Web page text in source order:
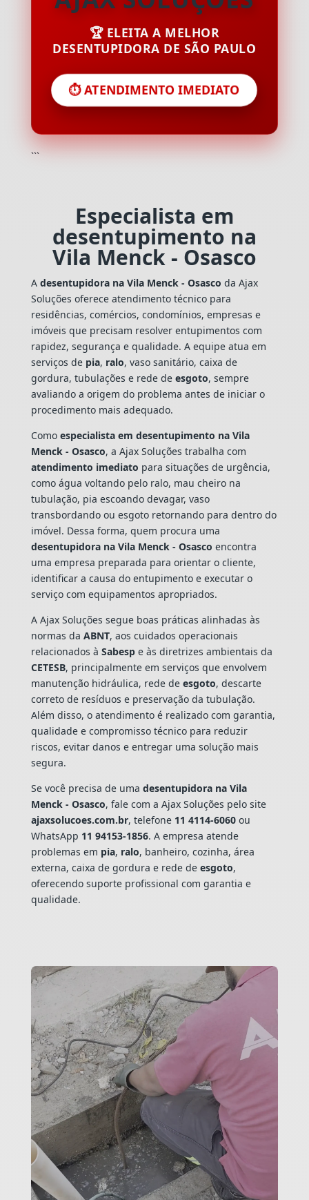
🏆 ELEITA A MELHOR
DESENTUPIDORA DE SÃO PAULO
⏱️ ATENDIMENTO IMEDIATO
```
Especialista em
desentupimento na
Vila Menck - Osasco
A desentupidora na Vila Menck - Osasco da Ajax
Soluções oferece atendimento técnico para
residências, comércios, condomínios, empresas e
imóveis que precisam resolver entupimentos com
rapidez, segurança e qualidade. A equipe atua em
serviços de pia, ralo, vaso sanitário, caixa de
gordura, tubulações e rede de esgoto, sempre
avaliando a origem do problema antes de iniciar o
procedimento mais adequado.
Como especialista em desentupimento na Vila
Menck - Osasco, a Ajax Soluções trabalha com
atendimento imediato para situações de urgência,
como água voltando pelo ralo, mau cheiro na
tubulação, pia escoando devagar, vaso
transbordando ou esgoto retornando para dentro do
imóvel. Dessa forma, quem procura uma
desentupidora na Vila Menck - Osasco encontra
uma empresa preparada para orientar o cliente,
identificar a causa do entupimento e executar o
serviço com equipamentos apropriados.
A Ajax Soluções segue boas práticas alinhadas às
normas da ABNT, aos cuidados operacionais
relacionados à Sabespe às diretrizes ambientais da
CETESB, principalmente em serviços que envolvem
manutenção hidráulica, rede de esgoto, descarte
correto de resíduos e preservação da tubulação.
Além disso, o atendimento é realizado com garantia,
qualidade e compromisso técnico para reduzir
riscos, evitar danos e entregar uma solução mais
segura.
Se você precisa de uma desentupidora na Vila
Menck - Osasco, fale com a Ajax Soluções pelo site
ajaxsolucoes.com.br, telefone 11 4114-6060ou
WhatsApp 11 94153-1856. A empresa atende
problemas em pia, ralo, banheiro, cozinha, área
externa, caixa de gordura e rede de esgoto,
oferecendo suporte profissional com garantia e
qualidade.